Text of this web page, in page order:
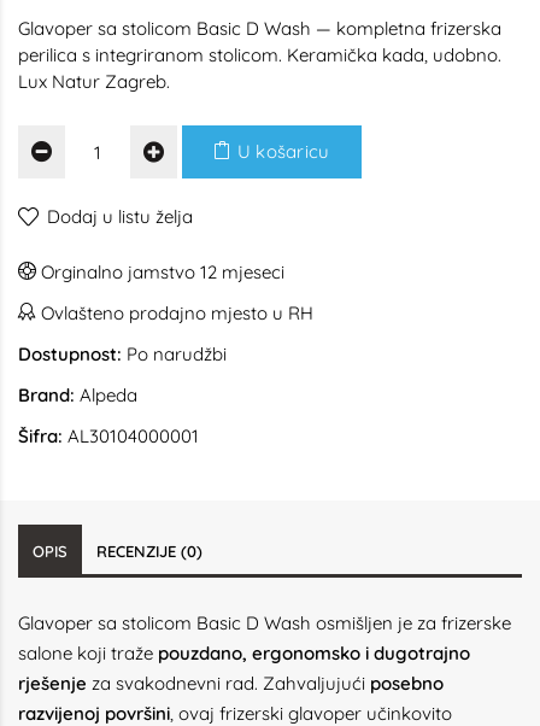
Glavoper sa stolicom Basic D Wash — kompletna frizerska
perilica s integriranom stolicom. Keramička kada, udobno.
Lux Natur Zagreb.
U košaricu
Dodaj u listu želja
Orginalno jamstvo 12 mjeseci
Ovlašteno prodajno mjesto u RH
Dostupnost: Po narudžbi
Brand: Alpeda
Šifra: AL30104000001
OPIS RECENZIJE (0)
Glavoper sa stolicom Basic D Wash osmišljen je za frizerske
salone koji traže pouzdano, ergonomsko i dugotrajno
rješenje za svakodnevni rad. Zahvaljujući posebno
razvijenoj površini, ovaj frizerski glavoper učinkovito